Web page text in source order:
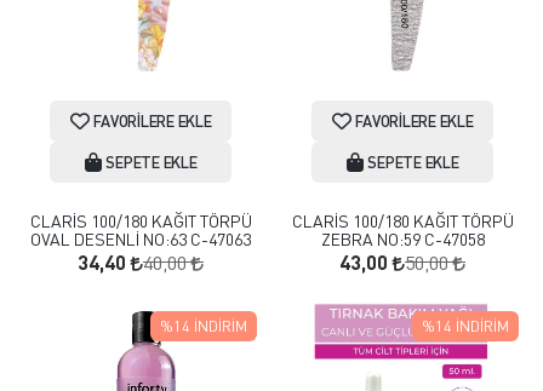
FAVORILERE EKLE
SEPETE EKLE
CLARİS 100/180 KAĞIT TÖRPÜ
OVAL DESENLİ NO:63 C-47063
34,40 40,00
FAVORILERE EKLE
SEPETE EKLE
CLARİS 100/180 KAĞIT TÖRPÜ
ZEBRA NO:59 C-47058
43,00 50,00
%14 İNDIRIM %14 İNDIRIM